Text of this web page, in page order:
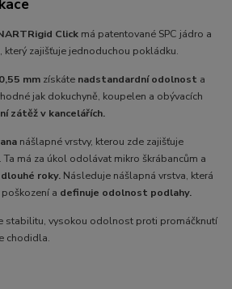
Rigid Click má patentované SPC jádro a
který zajišťuje jednoduchou pokládku.
0,55 mm získáte nadstandardní odolnost a
jak dokuchyně, koupelen a obývacích
zátěž v kancelářích.
nášlapné vrstvy, kterou zde zajišťuje
. Ta má za úkol odolávat mikro škrábancům a
dlouhé roky. Následuje nášlapná vrstva, která
a definuje odolnost podlahy.
stabilitu, vysokou odolnost proti promáčknutí
chodidla.